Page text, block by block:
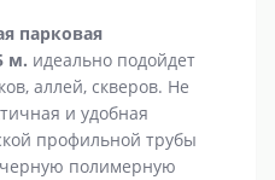
парковая
м. идеально подойдет
аллей, скверов. Не
и удобная
профильной трубы
полимерную